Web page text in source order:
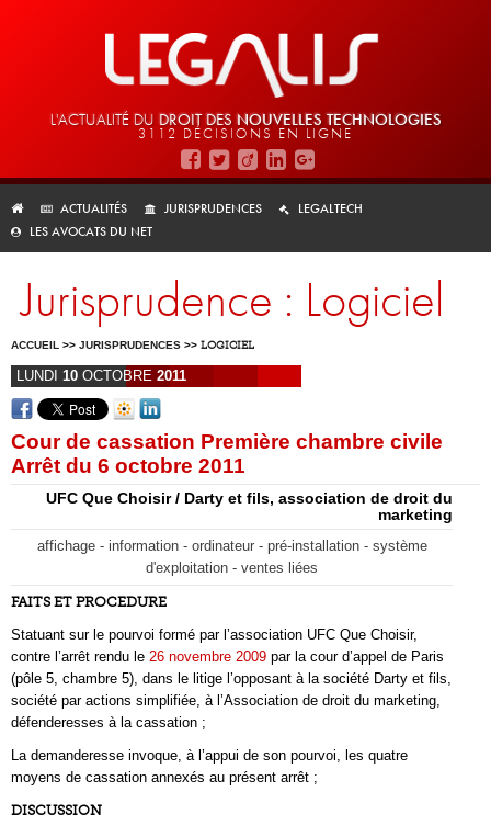
L'ACTUALITÉ DU DROIT DES NOUVELLES TECHNOLOGIES
3112 DÉCISIONS EN LIGNE
ACTUALITÉS JURISPRUDENCES
LEGALTECH
LES AVOCATS DU NET
Jurisprudence : Logiciel
ACCUEIL >> JURISPRUDENCES >> LOGICIEL
LUNDI 10 OCTOBRE 2011
Cour de cassation Première chambre civile
Arrêt du 6 octobre 2011
UFC Que Choisir / Darty et fils, association de droit du
marketing
affichage - information - ordinateur - pré-installation - système
d'exploitation - ventes liées
FAITS ET PROCEDURE
Statuant sur le pourvoi formé par l’association UFC Que Choisir,
contre l’arrêt rendu le 26 novembre 2009 par la cour d’appel de Paris
(pôle 5, chambre 5), dans le litige l’opposant à la société Darty et fils,
société par actions simplifiée, à l’Association de droit du marketing,
défenderesses à la cassation ;
La demanderesse invoque, à l’appui de son pourvoi, les quatre
moyens de cassation annexés au présent arrêt ;
DISCUSSION